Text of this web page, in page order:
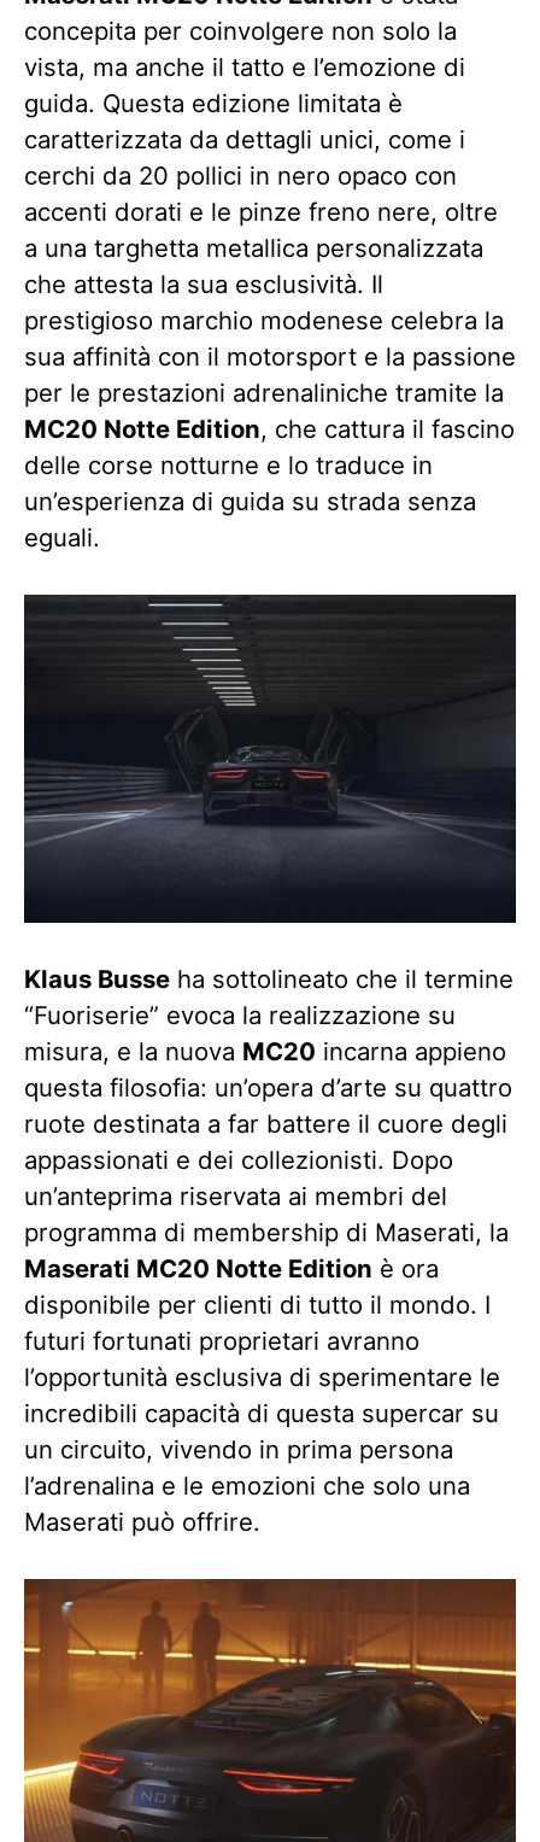
concepita per coinvolgere non solo la
vista, ma anche il tatto e l’emozione di
guida. Questa edizione limitata è
caratterizzata da dettagli unici, come i
cerchi da 20 pollici in nero opaco con
accenti dorati e le pinze freno nere, oltre
a una targhetta metallica personalizzata
che attesta la sua esclusività. Il
prestigioso marchio modenese celebra la
sua affinità con il motorsport e la passione
per le prestazioni adrenaliniche tramite la
MC20 Notte Edition, che cattura il fascino
delle corse notturne e lo traduce in
un’esperienza di guida su strada senza
eguali.
Klaus Busse ha sottolineato che il termine
“Fuoriserie” evoca la realizzazione su
misura, e la nuova MC20 incarna appieno
questa filosofia: un’opera d’arte su quattro
ruote destinata a far battere il cuore degli
appassionati e dei collezionisti. Dopo
un’anteprima riservata ai membri del
programma di membership di Maserati, la
Maserati MC20 Notte Edition è ora
disponibile per clienti di tutto il mondo. I
futuri fortunati proprietari avranno
l’opportunità esclusiva di sperimentare le
incredibili capacità di questa supercar su
un circuito, vivendo in prima persona
l’adrenalina e le emozioni che solo una
Maserati può offrire.